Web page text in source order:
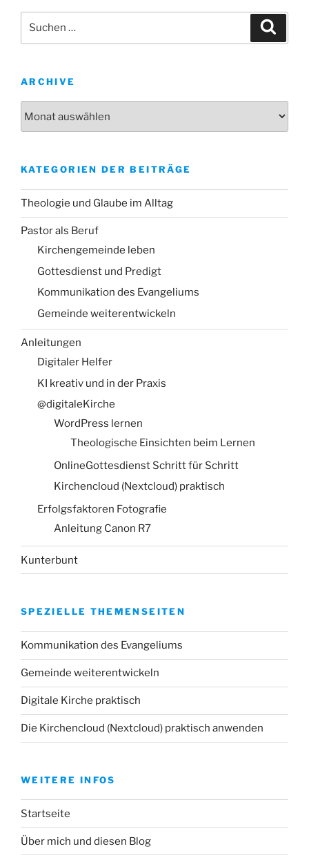
nach:
ARCHIVE
KATEGORIEN DER BEITRÄGE
Theologie und Glaube im Alltag
Pastor als Beruf
Kirchengemeinde leben
Gottesdienst und Predigt
Kommunikation des Evangeliums
Gemeinde weiterentwickeln
Anleitungen
Digitaler Helfer
KI kreativ und in der Praxis
@digitaleKirche
WordPress lernen
Theologische Einsichten beim Lernen
OnlineGottesdienst Schritt für Schritt
Kirchencloud (Nextcloud) praktisch
Erfolgsfaktoren Fotografie
Anleitung Canon R7
Kunterbunt
SPEZIELLE THEMENSEITEN
Kommunikation des Evangeliums
Gemeinde weiterentwickeln
Digitale Kirche praktisch
Die Kirchencloud (Nextcloud) praktisch anwenden
WEITERE INFOS
Startseite
Über mich und diesen Blog